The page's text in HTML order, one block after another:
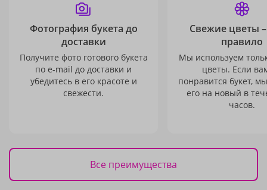
Фотография букета до
доставки
Получите фото готового букета
по e-mail до доставки и
убедитесь в его красоте и
свежести.
Свежие цветы
правило
Мы используем
цветы. Если
понравится букет,
его на новый в
часов.
Все преимущества